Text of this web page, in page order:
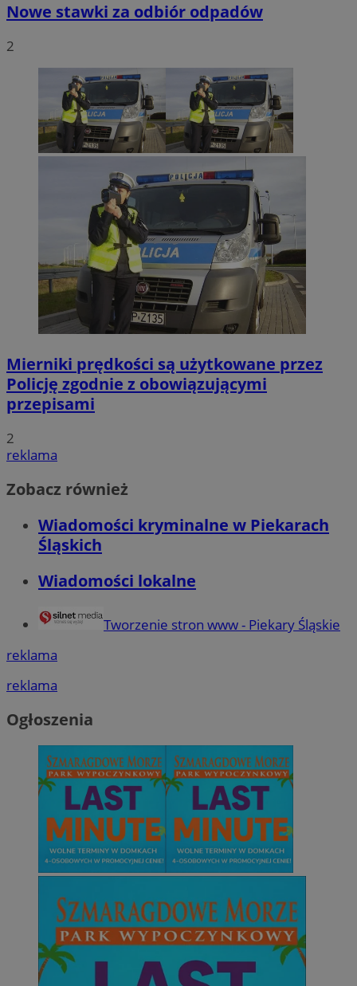
Nowe stawki za odbiór odpadów
2
Mierniki prędkości są użytkowane przez
Policję zgodnie z obowiązującymi
przepisami
2
reklama
Zobacz również
Wiadomości kryminalne w Piekarach
Śląskich
Wiadomości lokalne
Tworzenie stron www - Piekary Śląskie
reklama
reklama
Ogłoszenia